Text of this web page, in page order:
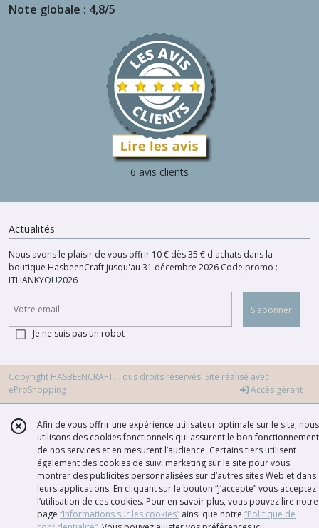
Note globale : 4,8/5
6 avis clients
Actualités
Nous avons le plaisir de vous offrir 10 € dès 35 € d'achats dans la
boutique HasbeenCraft jusqu'au 31 décembre 2026 Code promo :
ITHANKYOU2026
S'abonner
Je ne suis pas un robot
Copyright HASBEENCRAFT. Tous droits réservés. Site réalisé avec
eProShopping
Accès gérant
Afin de vous offrir une expérience utilisateur optimale sur le site, nous
utilisons des cookies fonctionnels qui assurent le bon fonctionnement
de nos services et en mesurent l’audience. Certains tiers utilisent
également des cookies de suivi marketing sur le site pour vous
montrer des publicités personnalisées sur d’autres sites Web et dans
leurs applications. En cliquant sur le bouton “J’accepte” vous acceptez
l’utilisation de ces cookies. Pour en savoir plus, vous pouvez lire notre
page “Informations sur les cookies” ainsi que notre “Politique de